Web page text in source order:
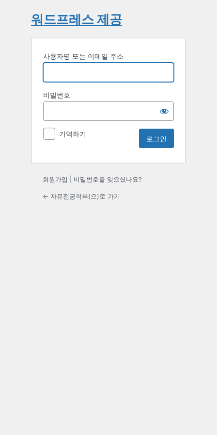
워드프레스 제공
사용자명 또는 이메일 주소
비밀번호
기억하기
회원가입 비밀번호를 잊으셨나요?
← 자유전공학부(으)로 가기